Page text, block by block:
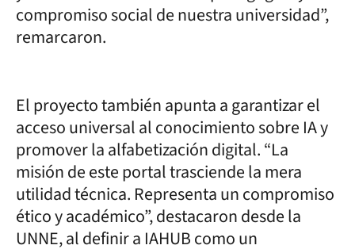
compromiso social de nuestra universidad”,
remarcaron.
El proyecto también apunta a garantizar el
acceso universal al conocimiento sobre IA y
promover la alfabetización digital. “La
misión de este portal trasciende la mera
utilidad técnica. Representa un compromiso
ético y académico”, destacaron desde la
UNNE, al definir a IAHUB como un